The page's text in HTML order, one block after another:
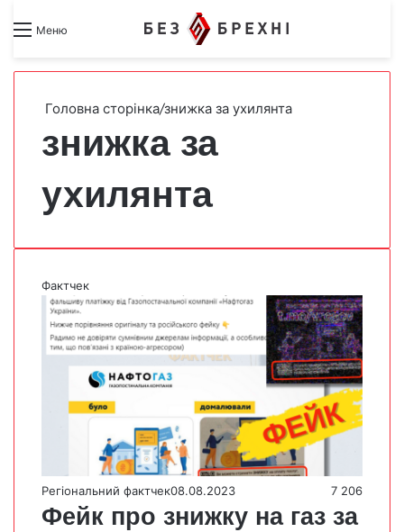
Меню Search forSwitch skin
Головна сторінка/знижка за ухилянта
знижка за
ухилянта
Фактчек
Регіональний фактчек08.08.2023 7 206
Фейк про знижку на газ за